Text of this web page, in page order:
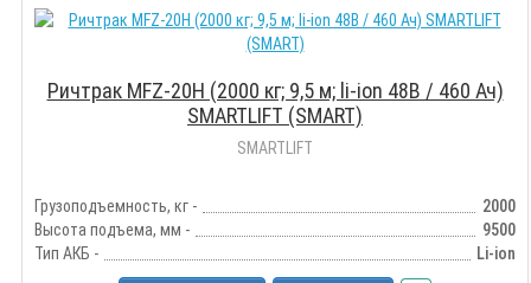
Ричтрак MFZ-20H (2000 кг; 9,5 м; li-ion 48В / 460 Ач)
SMARTLIFT (SMART)
SMARTLIFT
Грузоподъемность, кг -
2000
Высота подъема, мм -
9500
Тип АКБ -
Li-ion